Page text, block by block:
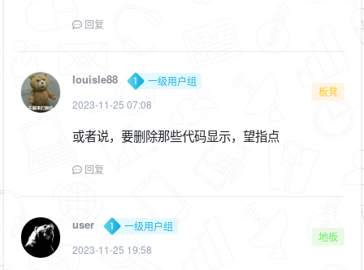
回复
louisle88
一级用户组
2023-11-25 07:08
板凳
或者说，要删除那些代码显示，望指点
回复
user
一级用户组
2023-11-25 19:58
地板